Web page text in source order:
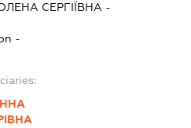
СЕРГІЇВНА -
-